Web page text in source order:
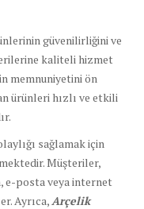
güvenilirliğini ve
kaliteli hizmet
memnuniyetini ön
ürünleri hızlı ve etkili
sağlamak için
Müşteriler,
posta veya internet
Ayrıca, Arçelik